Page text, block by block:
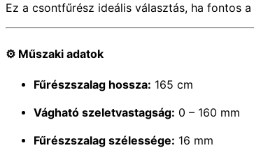
Ez a csontfűrész ideális választás, ha fontos a
⚙️ Műszaki adatok
Fűrészszalag hossza: 165 cm
Vágható szeletvastagság: 0 – 160 mm
Fűrészszalag szélessége: 16 mm